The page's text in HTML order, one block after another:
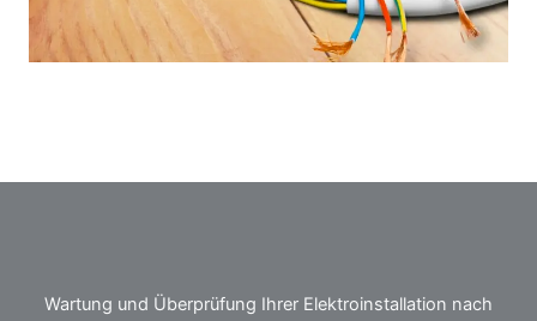
Wartung und Überprüfung Ihrer Elektroinstallation nach